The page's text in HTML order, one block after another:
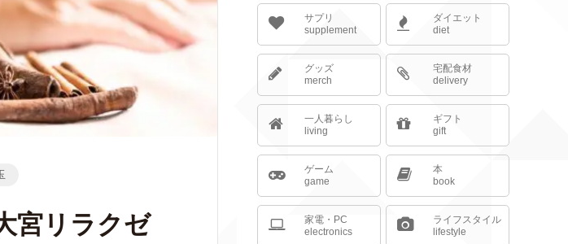
宮リラクゼ
サプリ
supplement
ダイエット
diet
グッズ
merch
宅配食材
delivery
一人暮らし
living
ギフト
gift
ゲーム
game
本
book
家電・PC
electronics
ライフスタイル
lifestyle